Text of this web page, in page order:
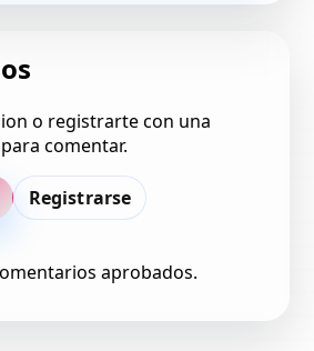
o registrarte con una
comentar.
Registrarse
aprobados.